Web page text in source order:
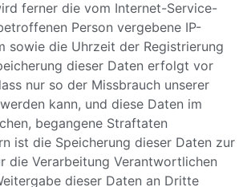
ferner die vom Internet-Service-
Person vergebene IP-
sowie die Uhrzeit der Registrierung
dieser Daten erfolgt vor
nur so der Missbrauch unserer
kann, und diese Daten im
begangene Straftaten
ist die Speicherung dieser Daten zur
die Verarbeitung Verantwortlichen
dieser Daten an Dritte